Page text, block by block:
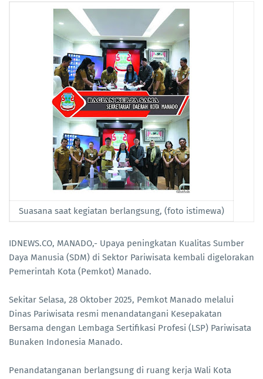
Suasana saat kegiatan berlangsung, (foto istimewa)
IDNEWS.CO, MANADO,- Upaya peningkatan Kualitas Sumber
Daya Manusia (SDM) di Sektor Pariwisata kembali digelorakan
Pemerintah Kota (Pemkot) Manado.
Sekitar Selasa, 28 Oktober 2025, Pemkot Manado melalui
Dinas Pariwisata resmi menandatangani Kesepakatan
Bersama dengan Lembaga Sertifikasi Profesi (LSP) Pariwisata
Bunaken Indonesia Manado.
Penandatanganan berlangsung di ruang kerja Wali Kota